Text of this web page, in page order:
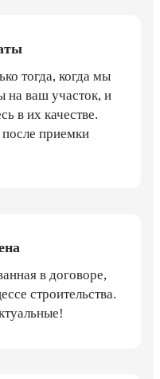
тогда, когда мы
на ваш участок, и
в их качестве.
приемки
в договоре,
строительства.